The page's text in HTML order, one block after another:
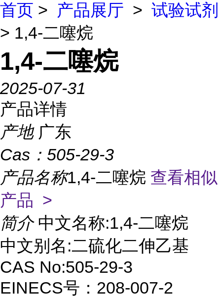
首页 > 产品展厅 > 试验试剂
> 1,4-二噻烷
1,4-二噻烷
2025-07-31
产品详情
产地 广东
Cas： 505-29-3
产品名称1,4-二噻烷 查看相似
产品 >
简介 中文名称:1,4-二噻烷
中文别名:二硫化二伸乙基
CAS No:505-29-3
EINECS号：208-007-2